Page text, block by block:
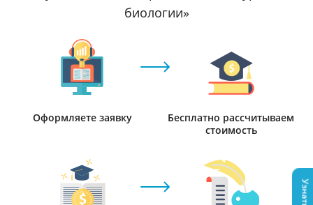
биологии»
Оформляете заявку
Бесплатно рассчитываем
стоимость